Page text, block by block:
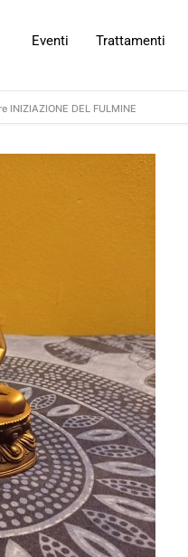
Eventi Trattamenti
INIZIAZIONE DEL FULMINE